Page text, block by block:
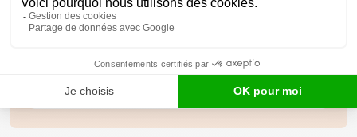
Ménage ponctuel
Nettoyage des vitres